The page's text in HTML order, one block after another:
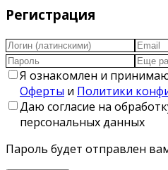
Регистрация
Я ознакомлен и
Оферты и Политики
Даю согласие на
персональных данных
Пароль будет отправлен